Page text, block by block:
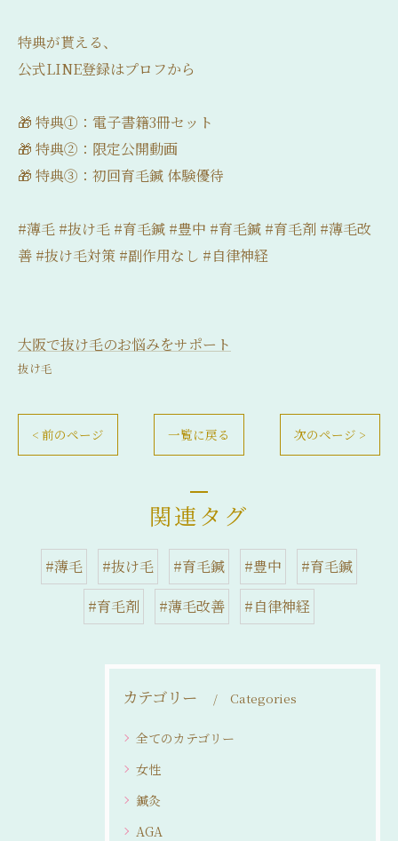
特典が貰える、
公式LINE登録はプロフから
🎁 特典①：電子書籍3冊セット
🎁 特典②：限定公開動画
🎁 特典③：初回育毛鍼 体験優待
#薄毛 #抜け毛 #育毛鍼 #豊中 #育毛鍼 #育毛剤 #薄毛改
善 #抜け毛対策 #副作用なし #自律神経
大阪で抜け毛のお悩みをサポート
抜け毛
< 前のページ 一覧に戻る 次のページ >
関連タグ
#薄毛 #抜け毛 #育毛鍼 #豊中
#育毛鍼
#育毛剤
#薄毛改善 #自律神経
カテゴリー Categories
全てのカテゴリー
女性
鍼灸
AGA